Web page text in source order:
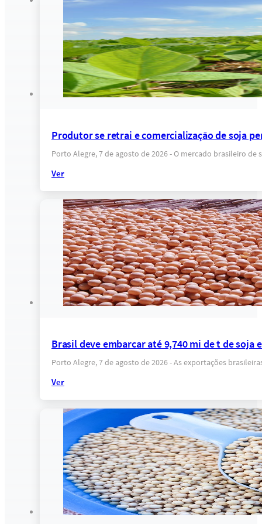
Produtor se retrai e comercialização de soja
Porto Alegre, 7 de agosto de 2026 - O mercado brasileiro
Ver
Brasil deve embarcar até 9,740 mi de t de soja
Porto Alegre, 7 de agosto de 2026 - As exportações
Ver